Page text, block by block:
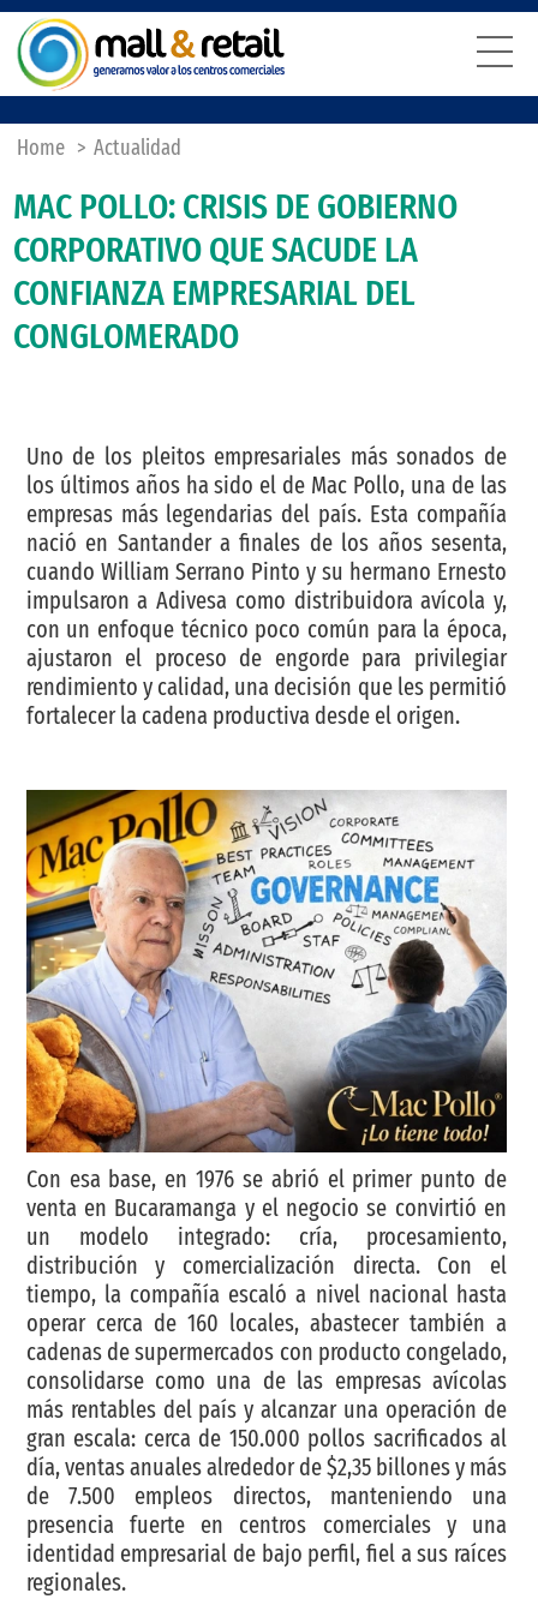
Home > Actualidad
MAC POLLO: CRISIS DE GOBIERNO
CORPORATIVO QUE SACUDE LA
CONFIANZA EMPRESARIAL DEL
CONGLOMERADO
Uno de los pleitos empresariales más sonados de
los últimos años ha sido el de Mac Pollo, una de las
empresas más legendarias del país. Esta compañía
nació en Santander a finales de los años sesenta,
cuando William Serrano Pinto y su hermano Ernesto
impulsaron a Adivesa como distribuidora avícola y,
con un enfoque técnico poco común para la época,
ajustaron el proceso de engorde para privilegiar
rendimiento y calidad, una decisión que les permitió
fortalecer la cadena productiva desde el origen.
Con esa base, en 1976 se abrió el primer punto de
venta en Bucaramanga y el negocio se convirtió en
un modelo integrado: cría, procesamiento,
distribución y comercialización directa. Con el
tiempo, la compañía escaló a nivel nacional hasta
operar cerca de 160 locales, abastecer también a
cadenas de supermercados con producto congelado,
consolidarse como una de las empresas avícolas
más rentables del país y alcanzar una operación de
gran escala: cerca de 150.000 pollos sacrificados al
día, ventas anuales alrededor de $2,35 billones y más
de 7.500 empleos directos, manteniendo una
presencia fuerte en centros comerciales y una
identidad empresarial de bajo perfil, fiel a sus raíces
regionales.